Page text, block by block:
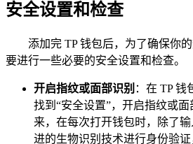
安全设置和检查
添加完 TP 钱包后，为了确保你
要进行一些必要的安全设置和检查。
开启指纹或面部识别 ：在 TP 钱
找到“安全设置”，开启指纹或
来，在每次打开钱包时，除了
进的生物识别技术进行身份验